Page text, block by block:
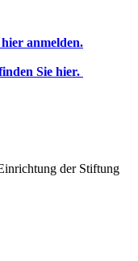
anmelden.
Sie hier.
der Stiftung